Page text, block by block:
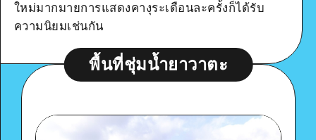
ดูรายละเอียด
ใหม่มากมายการแสดงคางุระเดือนละครั้งก็ได้รับ
ความนิยมเช่นกัน
พื้นที่ชุ่มน้ำยาวาตะ